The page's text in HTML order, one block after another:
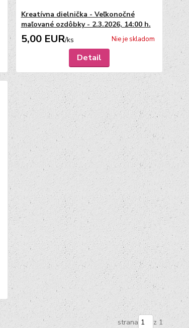
Kreatívna dielnička - Veľkonočné
maľované ozdôbky - 2.3.2026, 14:00 h.
5,00 EUR/ks Nie je skladom
Detail
strana z 1